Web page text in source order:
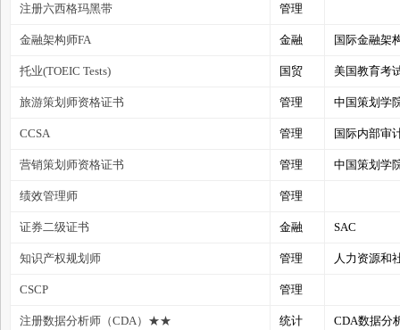
注册六西格玛黑带 管理
金融架构师FA 金融 国际金融架
托业(TOEIC Tests) 国贸 美国教育考
旅游策划师资格证书 管理 中国策划学
CCSA 管理 国际内部审
营销策划师资格证书 管理 中国策划学
绩效管理师 管理
证券二级证书 金融 SAC
知识产权规划师 管理 人力资源和
CSCP 管理
注册数据分析师（CDA）★★ 统计 CDA数据分